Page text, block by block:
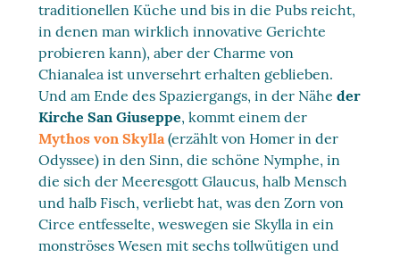
traditionellen Küche und bis in die Pubs reicht,
in denen man wirklich innovative Gerichte
probieren kann), aber der Charme von
Chianalea ist unversehrt erhalten geblieben.
Und am Ende des Spaziergangs, in der Näheder
Kirche San Giuseppe, kommt einem der
Mythos von Skylla(erzählt von Homer in der
Odyssee) in den Sinn, die schöne Nymphe, in
die sich der Meeresgott Glaucus, halb Mensch
und halb Fisch, verliebt hat, was den Zorn von
Circe entfesselte, weswegen sie Skylla in ein
monströses Wesen mit sechs tollwütigen und